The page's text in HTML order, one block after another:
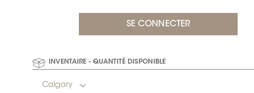
INVENTAIRE - QUANTITÉ DISPONIBLE
Calgary